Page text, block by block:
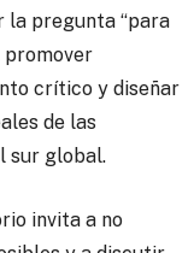
la pregunta “para
promover
crítico y diseñar
de las
sur global.
invita a no